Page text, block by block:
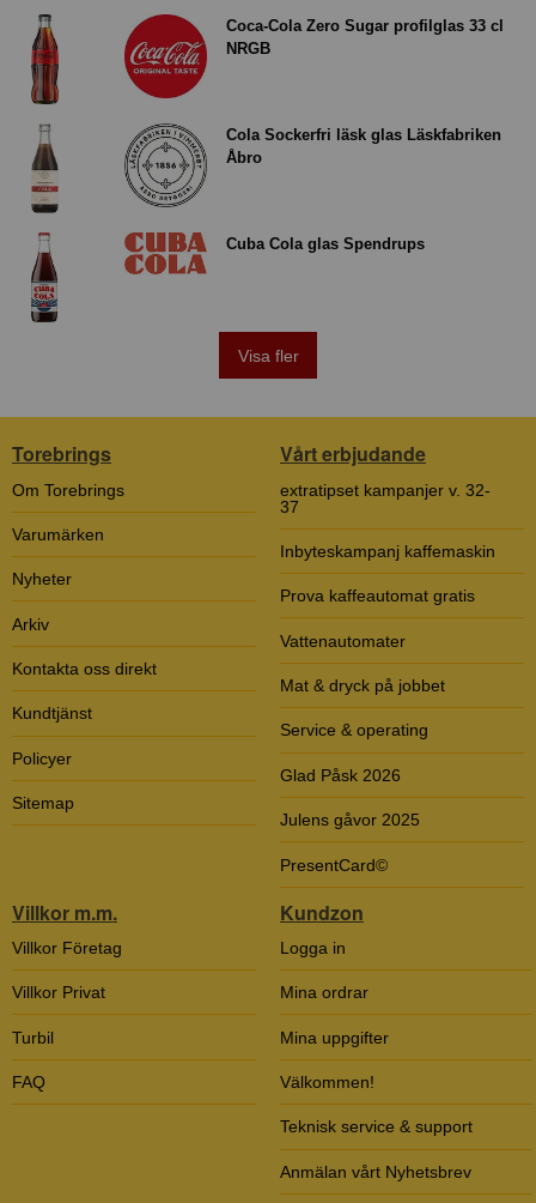
Coca-Cola Zero Sugar profilglas 33 cl
NRGB
Cola Sockerfri läsk glas Läskfabriken
Åbro
Cuba Cola glas Spendrups
Visa fler
Torebrings
Om Torebrings
Varumärken
Nyheter
Arkiv
Kontakta oss direkt
Kundtjänst
Policyer
Sitemap
Vårt erbjudande
extratipset kampanjer v. 32-
37
Inbyteskampanj kaffemaskin
Prova kaffeautomat gratis
Vattenautomater
Mat & dryck på jobbet
Service & operating
Glad Påsk 2026
Julens gåvor 2025
PresentCard©
Villkor m.m.
Villkor Företag
Villkor Privat
Turbil
FAQ
Kundzon
Logga in
Mina ordrar
Mina uppgifter
Välkommen!
Teknisk service & support
Anmälan vårt Nyhetsbrev